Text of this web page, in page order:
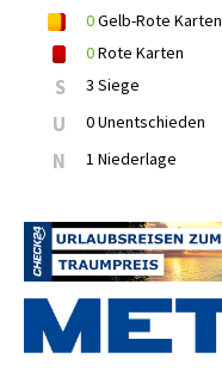
0Gelb-Rote Karten
0Rote Karten
S 3 Siege
U 0 Unentschieden
N 1 Niederlage